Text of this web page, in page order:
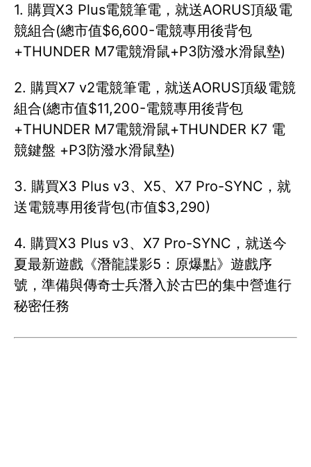
1. 購買X3 Plus電競筆電，就送AORUS頂級電
競組合(總市值$6,600-電競專用後背包
+THUNDER M7電競滑鼠+P3防潑水滑鼠墊)
2. 購買X7 v2電競筆電，就送AORUS頂級電競
組合(總市值$11,200-電競專用後背包
+THUNDER M7電競滑鼠+THUNDER K7 電
競鍵盤 +P3防潑水滑鼠墊)
3. 購買X3 Plus v3、X5、X7 Pro-SYNC，就
送電競專用後背包(市值$3,290)
4. 購買X3 Plus v3、X7 Pro-SYNC，就送今
夏最新遊戲《潛龍諜影5：原爆點》遊戲序
號，準備與傳奇士兵潛入於古巴的集中營進行
秘密任務